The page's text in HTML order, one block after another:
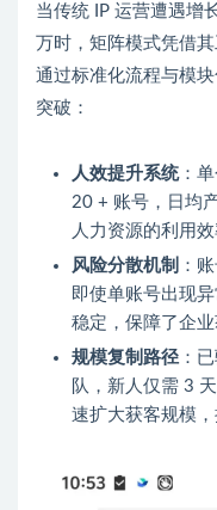
当传统 IP 运营遭遇增
万时，矩阵模式凭借
通过标准化流程与模
突破：
人效提升系统：
20 + 账号，日均
人力资源的利用
风险分散机制 ：
即使单账号出现
稳定，保障了企业
规模复制路径 ：
队，新人仅需 3
速扩大获客规模，